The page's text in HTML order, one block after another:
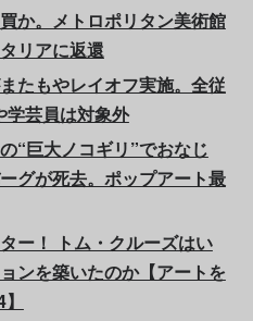
か。メトロポリタン美術館
リアに返還
たもやレイオフ実施。全従
学芸員は対象外
“巨大ノコギリ”でおなじ
グが死去。ポップアート最
ー！ トム・クルーズはい
ンを築いたのか【アートを